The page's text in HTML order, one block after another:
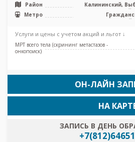
Район
Калининский,
Метро
Комендантский
Услуги и цены с учетом акций и льгот ↓
МРТ всего тела (скрининг метастазов -
онкопоиск)
ОН-ЛАЙН
ЗАПИСЬ В ДЕНЬ
НА